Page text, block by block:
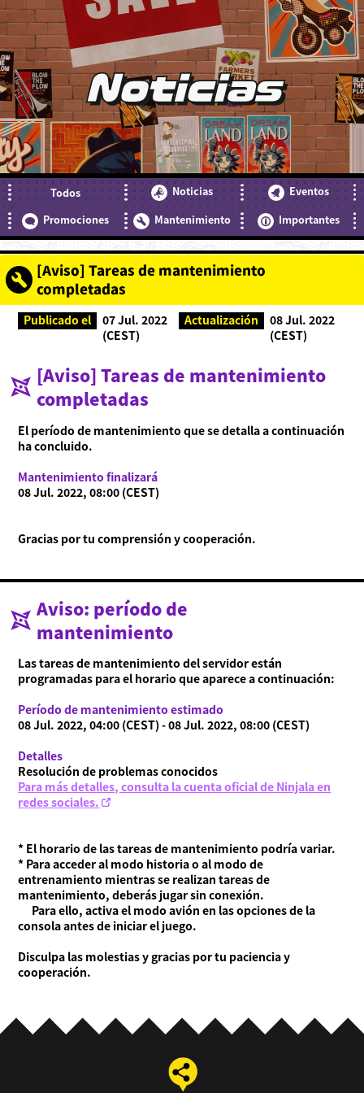
Temporada actual
Detalles del producto
Language
Noticias
Todos Noticias
Eventos
Promociones
Mantenimiento Importantes
[Aviso] Tareas de mantenimiento
completadas
Publicado el
07 Jul. 2022
(CEST)
Actualización
08 Jul. 2022
(CEST)
[Aviso] Tareas de mantenimiento
completadas
El período de mantenimiento que se detalla a continuación
ha concluido.
Mantenimiento finalizará
08 Jul. 2022, 08:00 (CEST)
Gracias por tu comprensión y cooperación.
Aviso: período de
mantenimiento
Las tareas de mantenimiento del servidor están
programadas para el horario que aparece a continuación:
Período de mantenimiento estimado
08 Jul. 2022, 04:00 (CEST) - 08 Jul. 2022, 08:00 (CEST)
Detalles
Resolución de problemas conocidos
Para más detalles, consulta la cuenta oficial de Ninjala en
redes sociales.
* El horario de las tareas de mantenimiento podría variar.
* Para acceder al modo historia o al modo de
entrenamiento mientras se realizan tareas de
mantenimiento, deberás jugar sin conexión.
Para ello, activa el modo avión en las opciones de la
consola antes de iniciar el juego.
Disculpa las molestias y gracias por tu paciencia y
cooperación.